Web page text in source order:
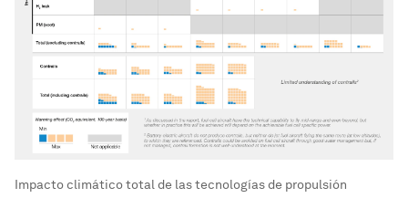
Impacto climático total de las tecnologías de propulsión